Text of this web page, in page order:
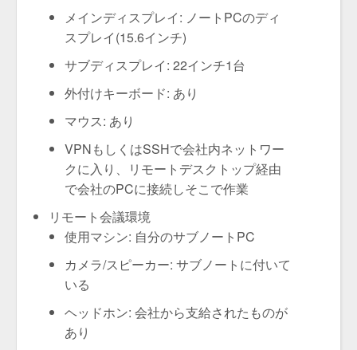
メインディスプレイ: ノートPCのディ
スプレイ(15.6インチ)
サブディスプレイ: 22インチ1台
外付けキーボード: あり
マウス: あり
VPNもしくはSSHで会社内ネットワー
クに入り、リモートデスクトップ経由
で会社のPCに接続しそこで作業
リモート会議環境
使用マシン: 自分のサブノートPC
カメラ/スピーカー: サブノートに付いて
いる
ヘッドホン: 会社から支給されたものが
あり